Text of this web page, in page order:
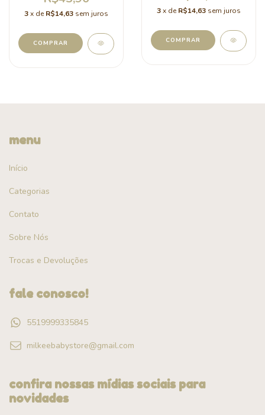
3x de R$14,63 sem juros 3x de R$14,63 sem juros
menu
Início
Categorias
Contato
Sobre Nós
Trocas e Devoluções
fale conosco!
5519999335845
milkeebabystore@gmail.com
confira nossas mídias sociais para
novidades